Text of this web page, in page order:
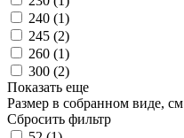
240 (1)
245 (2)
260 (1)
300 (2)
Показать еще
Размер в собранном виде, см
Сбросить фильтр